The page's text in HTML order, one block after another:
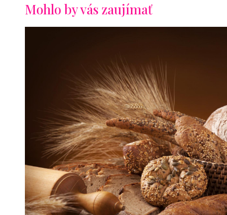
Mohlo by vás zaujímať